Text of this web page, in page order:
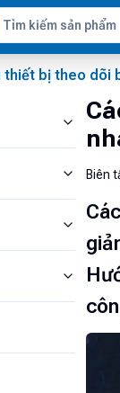
thiết bị theo dõi
Biên